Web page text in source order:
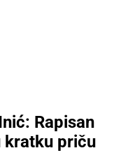
Rapisan
kratku priču